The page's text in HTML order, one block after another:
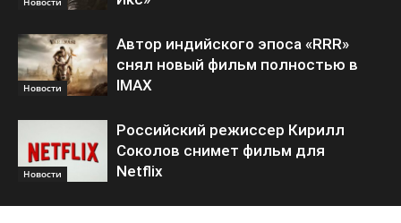
Новости
Автор индийского эпоса «RRR»
снял новый фильм полностью в
IMAX
Новости
Российский режиссер Кирилл
Соколов снимет фильм для
Netflix